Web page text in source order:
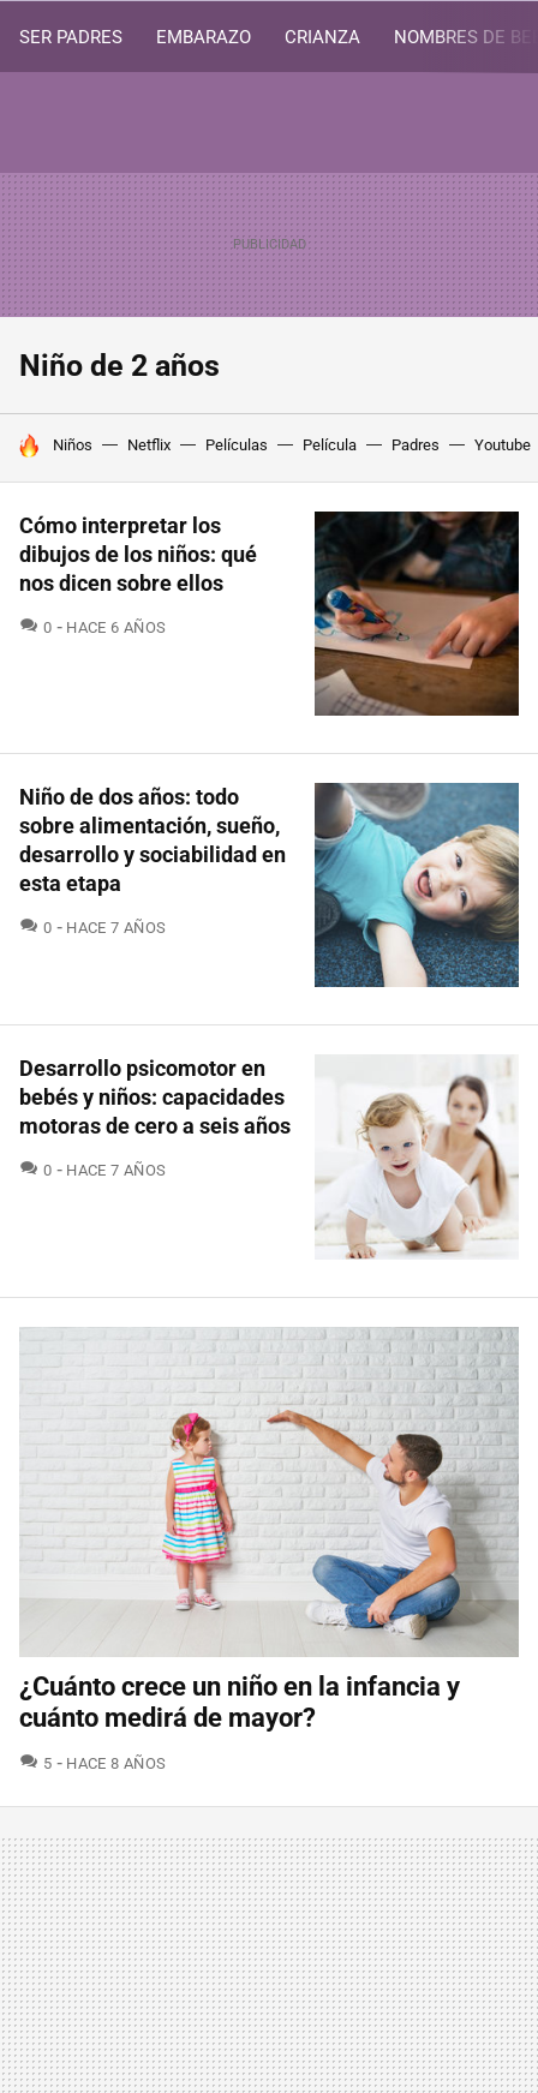
SER PADRES EMBARAZO CRIANZA NOMBRES DE
Niño de 2 años
HOY SE HABLA DE
Niños Netflix Películas Película Padres Youtube
Cómo interpretar los
dibujos de los niños: qué
nos dicen sobre ellos
0 COMENTARIOS
HACE 6 AÑOS
Niño de dos años: todo
sobre alimentación, sueño,
desarrollo y sociabilidad en
esta etapa
0 COMENTARIOS
HACE 7 AÑOS
Desarrollo psicomotor en
bebés y niños: capacidades
motoras de cero a seis años
0 COMENTARIOS
HACE 7 AÑOS
¿Cuánto crece un niño en la infancia y
cuánto medirá de mayor?
5 COMENTARIOS
HACE 8 AÑOS